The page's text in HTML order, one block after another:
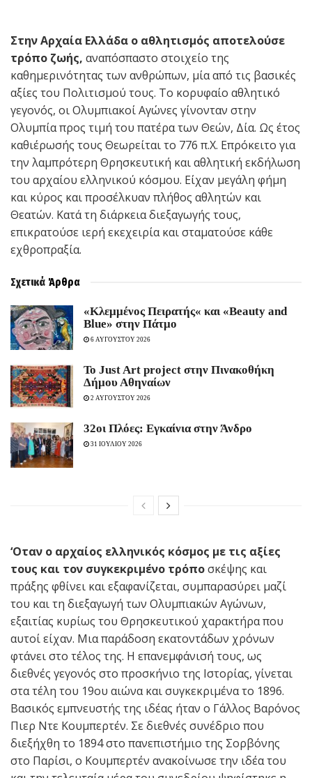
Στην Αρχαία Ελλάδα ο αθλητισμός αποτελούσε
τρόπο ζωής, αναπόσπαστο στοιχείο της
καθημερινότητας των ανθρώπων, μία από τις βασικές
αξίες του Πολιτισμού τους. Το κορυφαίο αθλητικό
γεγονός, οι Ολυμπιακοί Αγώνες γίνονταν στην
Ολυμπία προς τιμή του πατέρα των Θεών, Δία. Ως έτος
καθιέρωσής τους Θεωρείται το 776 π.Χ. Επρόκειτο για
την λαμπρότερη Θρησκευτική και αθλητική εκδήλωση
του αρχαίου ελληνικού κόσμου. Είχαν μεγάλη φήμη
και κύρος και προσέλκυαν πλήθος αθλητών και
Θεατών. Κατά τη διάρκεια διεξαγωγής τους,
επικρατούσε ιερή εκεχειρία και σταματούσε κάθε
εχθροπραξία.
Σχετικά Άρθρα
«Κλεμμένος Πειρατής« και «Beauty and
Blue» στην Πάτμο
6 ΑΥΓΟΥΣΤΟΥ 2026
To Just Art project στην Πινακοθήκη
Δήμου Αθηναίων
2 ΑΥΓΟΥΣΤΟΥ 2026
32οι Πλόες: Εγκαίνια στην Άνδρο
31 ΙΟΥΛΙΟΥ 2026
‘Οταν ο αρχαίος ελληνικός κόσμος με τις αξίες
τους και τον συγκεκριμένο τρόποσκέψης και
πράξης φθίνει και εξαφανίζεται, συμπαρασύρει μαζί
του και τη διεξαγωγή των Ολυμπιακών Αγώνων,
εξαιτίας κυρίως του Θρησκευτικού χαρακτήρα που
αυτοί είχαν. Μια παράδοση εκατοντάδων χρόνων
φτάνει στο τέλος της. Η επανεμφάνισή τους, ως
διεθνές γεγονός στο προσκήνιο της Ιστορίας, γίνεται
στα τέλη του 19ου αιώνα και συγκεκριμένα το 1896.
Βασικός εμπνευστής της ιδέας ήταν ο Γάλλος Βαρόνος
Πιερ Ντε Κουμπερτέν. Σε διεθνές συνέδριο που
διεξήχθη το 1894 στο πανεπιστήμιο της Σορβόνης
στο Παρίσι, ο Κουμπερτέν ανακοίνωσε την ιδέα του